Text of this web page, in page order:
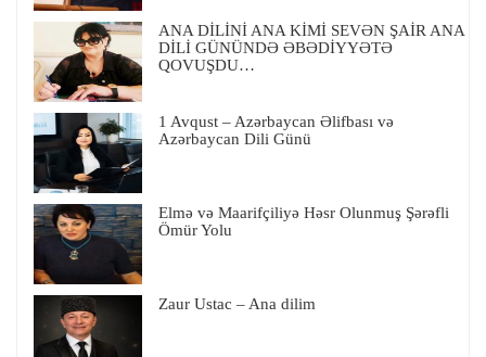
ANA DİLİNİ ANA KİMİ SEVƏN ŞAİR ANA
DİLİ GÜNÜNDƏ ƏBƏDİYYƏTƏ
QOVUŞDU…
1 Avqust – Azərbaycan Əlifbası və
Azərbaycan Dili Günü
Elmə və Maarifçiliyə Həsr Olunmuş Şərəfli
Ömür Yolu
Zaur Ustac – Ana dilim